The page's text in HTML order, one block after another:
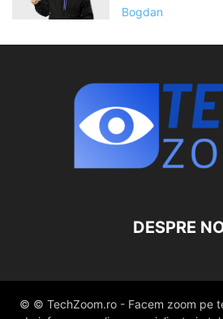
Bogdan
DESPRE
© © TechZoom.ro - Facem zoom pe